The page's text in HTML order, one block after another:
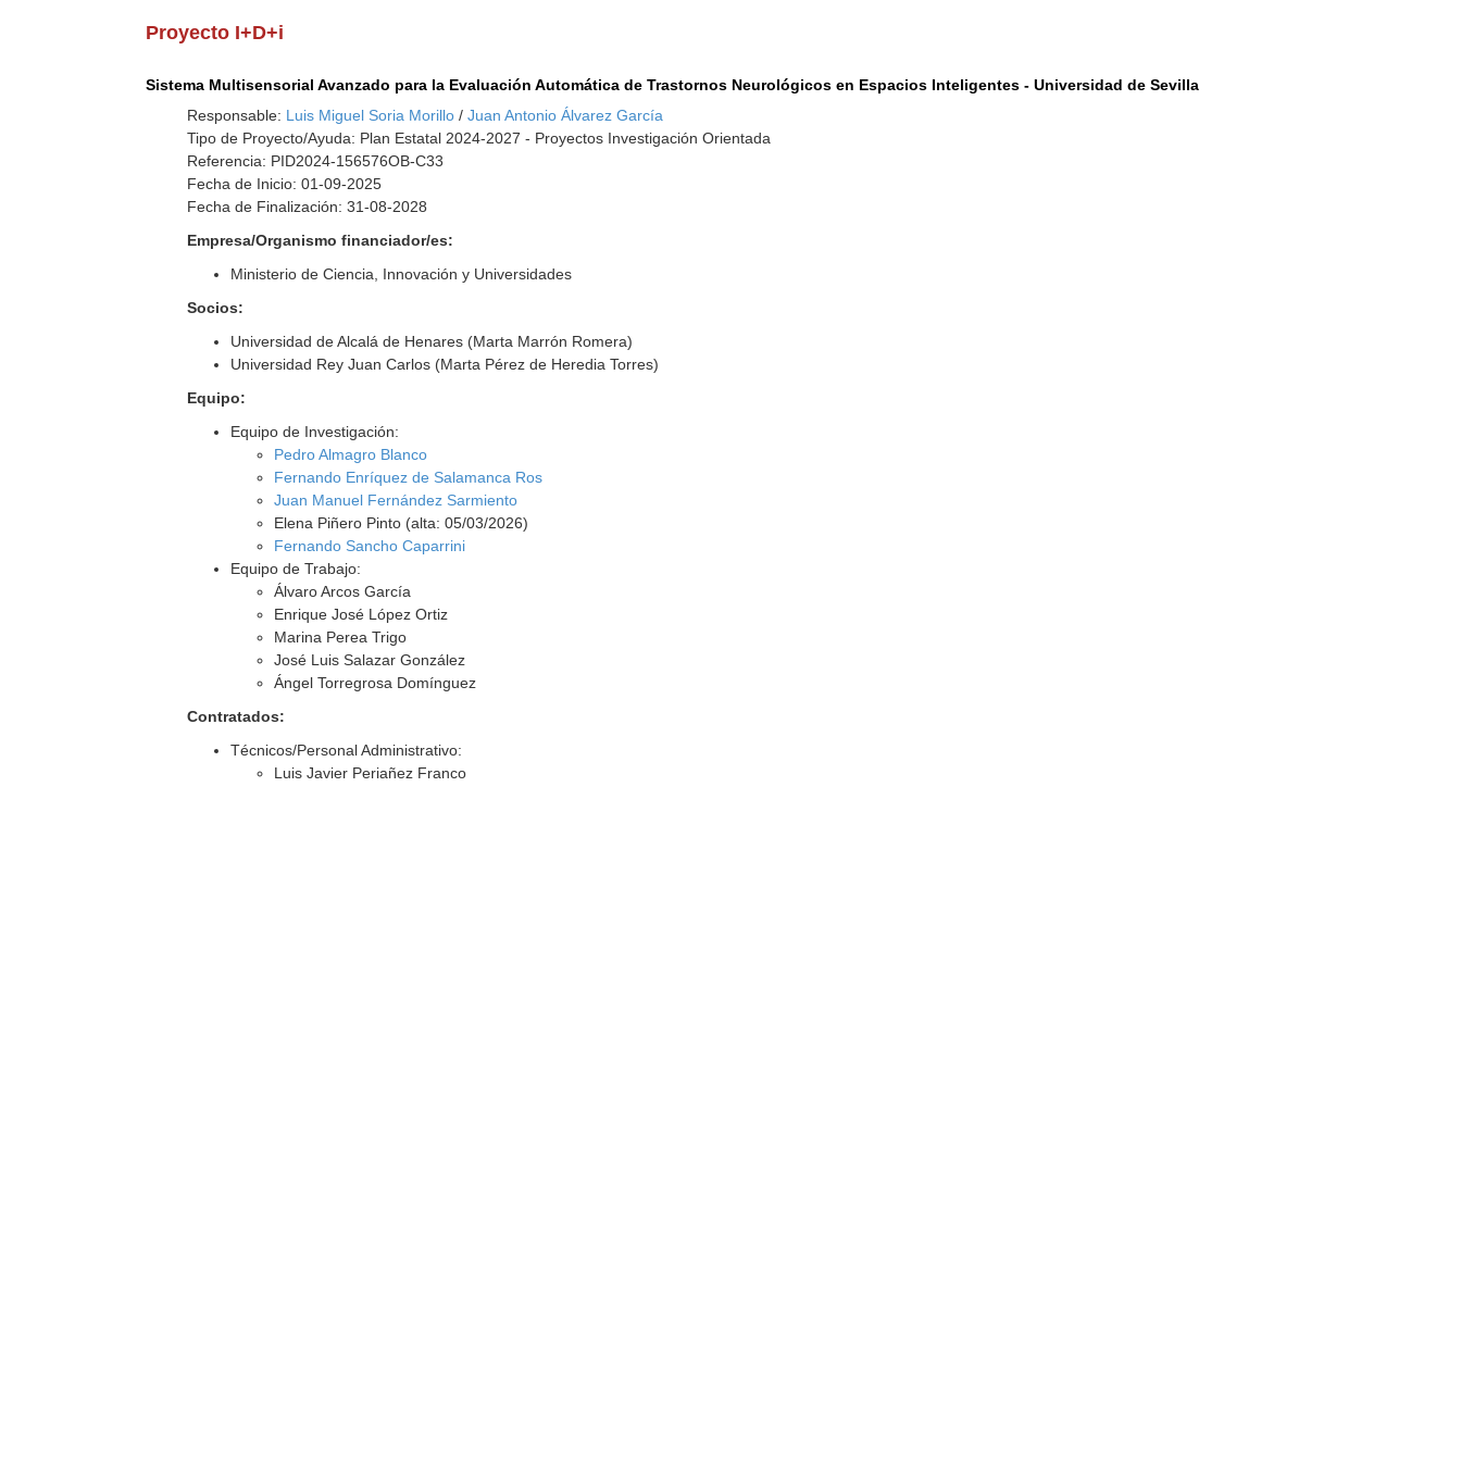
Proyecto I+D+i
Sistema Multisensorial Avanzado para la Evaluación Automática de Trastornos Neurológicos en Espacios Inteligentes - Universidad de Sevilla
Responsable: Luis Miguel Soria Morillo /Juan Antonio Álvarez García
Tipo de Proyecto/Ayuda: Plan Estatal 2024-2027 - Proyectos Investigación Orientada
Referencia: PID2024-156576OB-C33
Fecha de Inicio: 01-09-2025
Fecha de Finalización: 31-08-2028
Empresa/Organismo financiador/es:
Ministerio de Ciencia, Innovación y Universidades
Socios:
Universidad de Alcalá de Henares (Marta Marrón Romera)
Universidad Rey Juan Carlos (Marta Pérez de Heredia Torres)
Equipo:
Equipo de Investigación:
Pedro Almagro Blanco
Fernando Enríquez de Salamanca Ros
Juan Manuel Fernández Sarmiento
Elena Piñero Pinto (alta: 05/03/2026)
Fernando Sancho Caparrini
Equipo de Trabajo:
Álvaro Arcos García
Enrique José López Ortiz
Marina Perea Trigo
José Luis Salazar González
Ángel Torregrosa Domínguez
Contratados:
Técnicos/Personal Administrativo:
Luis Javier Periañez Franco